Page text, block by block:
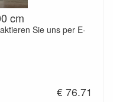
cm
Sie uns per E-
€ 76.71